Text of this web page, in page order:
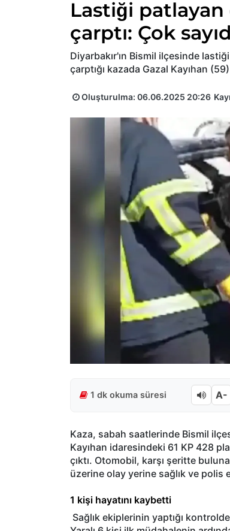
Lastiği
çarptı: Çok
Diyarbakır'ın Bismil ilçesinde
çarptığı kazada Gazal Kayıhan
Oluşturulma: 06.06.2025 20:26
1 dk okuma süresi A-
Kaza, sabah saatlerinde Bismil
Kayıhan idaresindeki 61 KP 428
çıktı. Otomobil, karşı şeritte
üzerine olay yerine sağlık ve polis
1 kişi hayatını kaybetti
Sağlık ekiplerinin yaptığı